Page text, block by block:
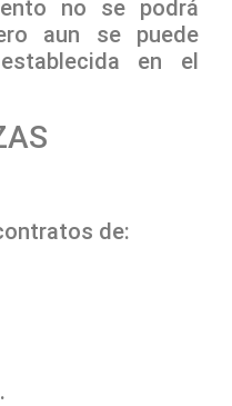
no se podrá
aun se puede
en el
de: